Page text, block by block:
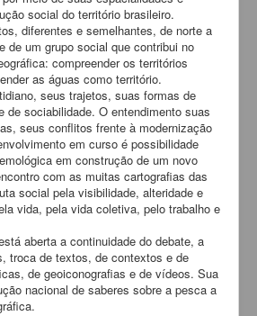
social do território brasileiro.
diferentes e semelhantes, de norte a
de um grupo social que contribui no
compreender os territórios
as águas como território.
seus trajetos, suas formas de
de sociabilidade. O entendimento suas
seus conflitos frente à modernização
em curso é possibilidade
em construção de um novo
com as muitas cartografias das
social pela visibilidade, alteridade e
vida, pela vida coletiva, pelo trabalho e
aberta a continuidade do debate, a
troca de textos, de contextos e de
de geoiconografias e de vídeos. Sua
nacional de saberes sobre a pesca a